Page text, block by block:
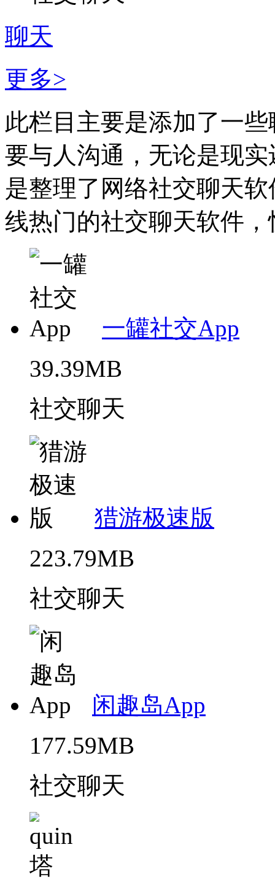
聊天
更多>
此栏目主要是添加了一
要与人沟通，无论是现
是整理了网络社交聊天
线热门的社交聊天软件
一罐社交App
39.39MB
社交聊天
猎游极速版
223.79MB
社交聊天
闲趣岛App
177.59MB
社交聊天